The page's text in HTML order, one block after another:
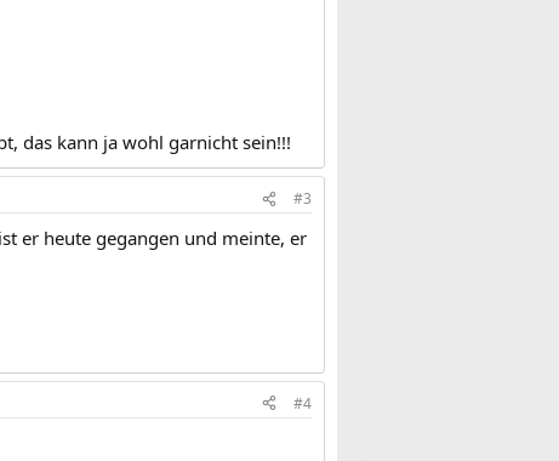
das kann ja wohl garnicht sein!!!
#3
er heute gegangen und meinte, er
#4